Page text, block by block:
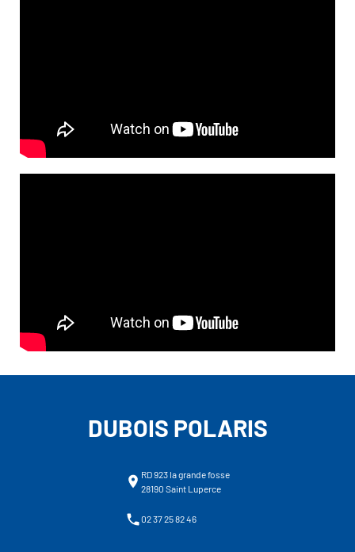
DUBOIS POLARIS
RD 923 la grande fosse
28190 Saint Luperce
02 37 25 82 46